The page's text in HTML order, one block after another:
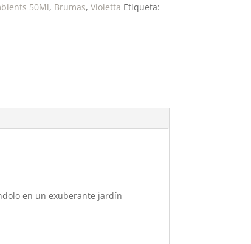
50Ml, Brumas, Violetta Etiqueta:
en un exuberante jardín